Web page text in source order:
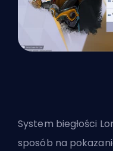
System biegłości
sposób na